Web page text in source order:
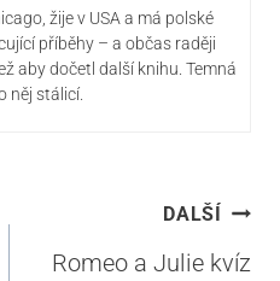
žije v USA a má polské
příběhy – a občas raději
aby dočetl další knihu. Temná
něj stálicí.
DALŠÍ
Romeo a Julie kvíz